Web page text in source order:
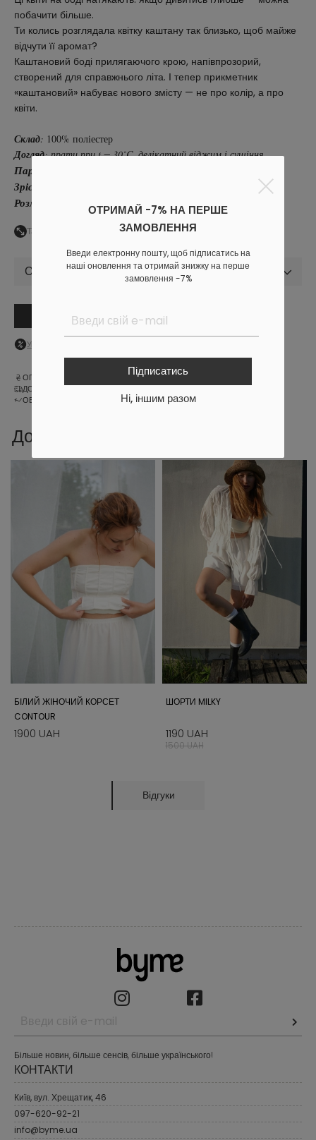
ОТРИМАЙ -7% НА ПЕРШЕ
ЗАМОВЛЕННЯ
Введи електронну пошту, щоб підписатись на
наші оновлення та отримай знижку на перше
замовлення -7%
Підписатись
Ні, іншим разом
побачити більше.
Ти колись розглядала квітку каштану так близько, щоб майже
відчути її аромат?
Каштановий боді прилягаючого крою, напівпрозорий,
створений для справжнього літа. І тепер прикметник
«каштановий» набуває нового змісту — не про колір, а про
квіти.
Склад: 100% поліестер
Догляд: прати при t = 30˚C, делікатний віджим і сушіння.
Параметри моделі:
Зріст
Розмір на фото
Таблиця розмірів
Обрати розмір
В кошик
Увійдіть
ОПЛАТА
ДОСТАВКА
ОБМІН ТА ПОВЕРНЕННЯ
Доповни образ
БІЛИЙ ЖІНОЧИЙ КОРСЕТ
CONTOUR
1900 UAH
ШОРТИ MILKY
1190 UAH
1500 UAH
Відгуки
Більше новин, більше сенсів, більше українського!
КОНТАКТИ
Київ, вул. Хрещатик, 46
097-620-92-21
info@byme.ua